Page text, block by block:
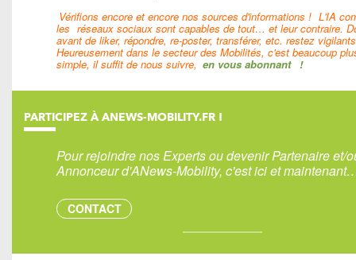
Vérifions encore et encore nos sources d'informations ! L'IA
les réseaux sociaux sont capables de tout… et leur contraire.
avant de liker, répondre, re-poster, transférer, etc. restez
Heureusement dans le secteur des Mobilités, c'est beaucoup
simple, il suffit de nous suivre, en vous abonnant !
PARTICIPEZ À ANEWS-MOBILITY.FR !
Pour rejoindre nos Experts ou devenir Partenaire et/
Annonceur d'ANews-Mobility, c'est ici et
CONTACT